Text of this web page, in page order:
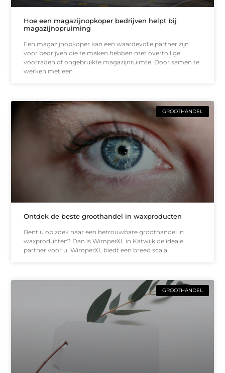
Hoe een magazijnopkoper bedrijven helpt bij
magazijnopruiming
Een magazijnopkoper kan een waardevolle partner zijn
voor bedrijven die te maken hebben met overtollige
voorraden of ongebruikte magazijnruimte. Door samen te
werken met een
GROOTHANDEL
Ontdek de beste groothandel in waxproducten
Bent u op zoek naar een betrouwbare groothandel in
waxproducten? Dan is WimperXL in Katwijk de ideale
partner voor u. WimperXL biedt een breed scala
GROOTHANDEL